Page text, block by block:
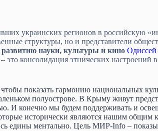
украинских регионов в российскую
структуры, но и представители
науки, культуры и кино
это консолидация этнических настроений
показать гармонию национальных
полуострове. В Крыму живут
И конечно мы будем поддерживать и
исторически являются нашим
едины ментально. Цель МИР-Info –